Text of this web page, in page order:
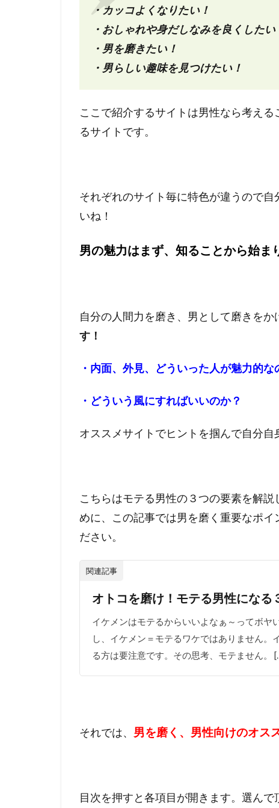
・カッコよくなりたい！
・おしゃれや身だしなみを良くしたい
・男を磨きたい！
・男らしい趣味を見つけたい！
ここで紹介するサイトは男性なら考える
るサイトです。
それぞれのサイト毎に特色が違うので
いね！
男の魅力はまず、知ることから始ま
自分の人間力を磨き、男として磨きをか
す！
・内面、外見、どういった人が魅力的な
・どういう風にすればいいのか？
オススメサイトでヒントを掴んで自分自
こちらはモテる男性の３つの要素を解
めに、この記事では男を磨く重要なポ
ださい。
関連記事
オトコを磨け！モテる男性になる
イケメンはモテるからいいよなぁ～ってボヤ
し、イケメン＝モテるワケではありません。
る方は要注意です。その思考、モテません。
それでは、 男を磨く、男性向けのオス
目次を押すと各項目が開きます。選ん